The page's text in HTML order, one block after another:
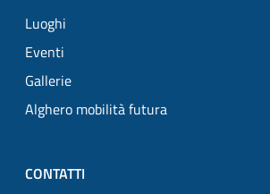
Luoghi
Eventi
Gallerie
Alghero mobilità futura
CONTATTI